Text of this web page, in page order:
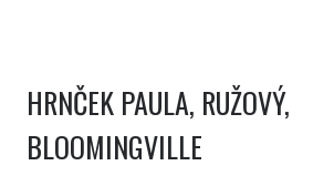
HRNČEK PAULA, RUŽOVÝ,
BLOOMINGVILLE